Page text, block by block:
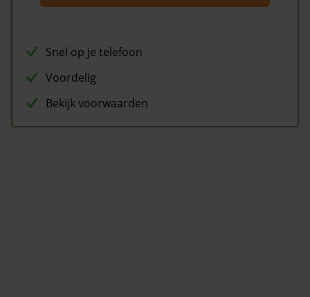
Snel op je telefoon
Voordelig
Bekijk voorwaarden